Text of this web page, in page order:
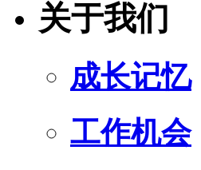
关于我们
成长记忆
工作机会